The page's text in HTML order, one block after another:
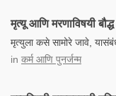
मृत्यू आणि मरणाविषयी
मृत्युला कसे सामोरे जावे,
in कर्म आणि पुनर्जन्म